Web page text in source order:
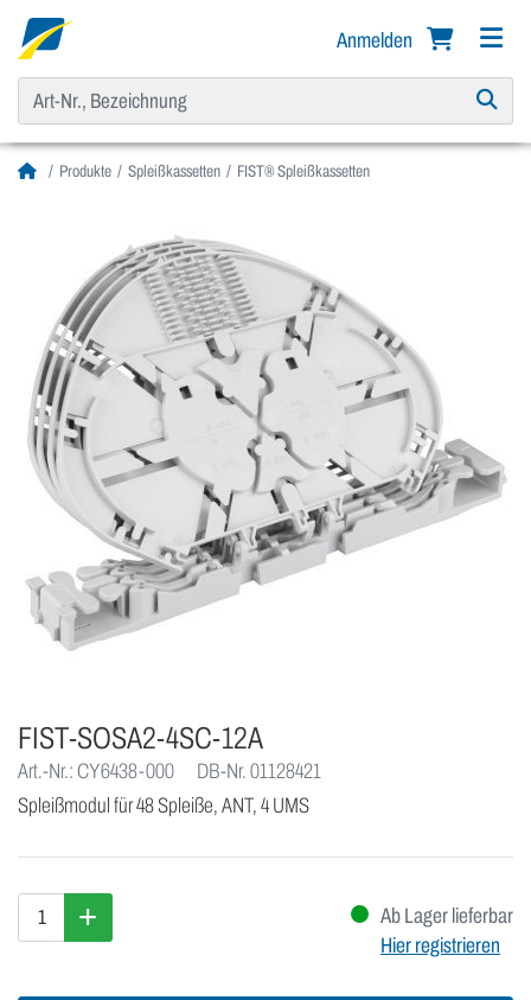
Anmelden
Produkte Spleißkassetten FIST® Spleißkassetten
FIST-SOSA2-4SC-12A
Art.-Nr.: CY6438-000
DB-Nr. 01128421
Spleißmodul für 48 Spleiße, ANT, 4 UMS
Ab Lager lieferbar
Hier registrieren